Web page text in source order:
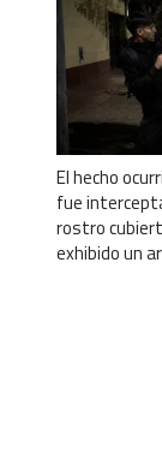
El hecho
fue
rostro
exhibido un